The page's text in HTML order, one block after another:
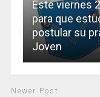
Este viernes
para que
postular su
Joven
Newer Post